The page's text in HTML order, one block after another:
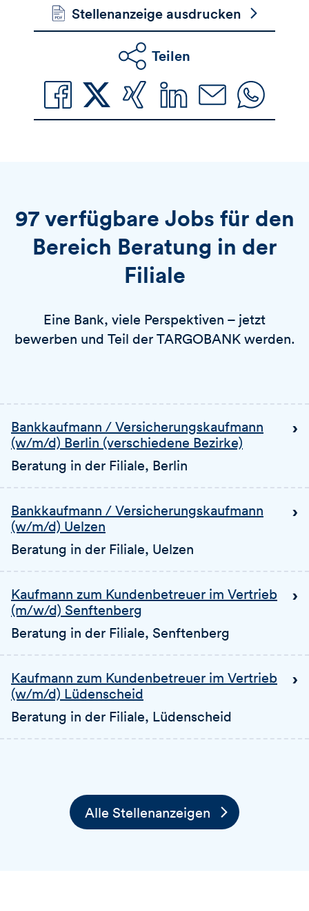
Stellenanzeige ausdrucken
Teilen
97 verfügbare Jobs für den
Bereich Beratung in der
Filiale
Eine Bank, viele Perspektiven – jetzt
bewerben und Teil der TARGOBANK werden.
Bankkaufmann / Versicherungskaufmann
(w/m/d) Berlin (verschiedene Bezirke)
Beratung in der Filiale, Berlin
Bankkaufmann / Versicherungskaufmann
(w/m/d) Uelzen
Beratung in der Filiale, Uelzen
Kaufmann zum Kundenbetreuer im Vertrieb
(m/w/d) Senftenberg
Beratung in der Filiale, Senftenberg
Kaufmann zum Kundenbetreuer im Vertrieb
(w/m/d) Lüdenscheid
Beratung in der Filiale, Lüdenscheid
Alle Stellenanzeigen